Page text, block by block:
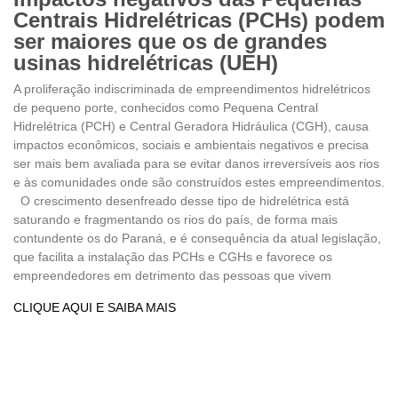
Centrais Hidrelétricas (PCHs) podem
ser maiores que os de grandes
usinas hidrelétricas (UEH)
A proliferação indiscriminada de empreendimentos hidrelétricos
de pequeno porte, conhecidos como Pequena Central
Hidrelétrica (PCH) e Central Geradora Hidráulica (CGH), causa
impactos econômicos, sociais e ambientais negativos e precisa
ser mais bem avaliada para se evitar danos irreversíveis aos rios
e às comunidades onde são construídos estes empreendimentos.
O crescimento desenfreado desse tipo de hidrelétrica está
saturando e fragmentando os rios do país, de forma mais
contundente os do Paraná, e é consequência da atual legislação,
que facilita a instalação das PCHs e CGHs e favorece os
empreendedores em detrimento das pessoas que vivem
CLIQUE AQUI E SAIBA MAIS